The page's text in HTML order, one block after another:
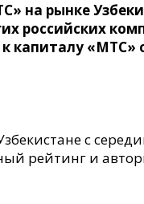
на рынке
российских
капиталу «МТС»
с
рейтинг и